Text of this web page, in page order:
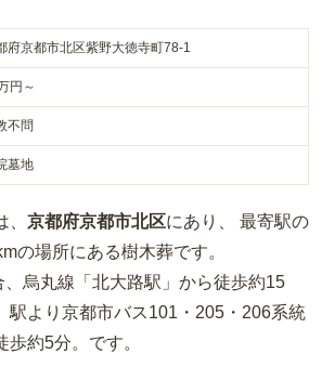
府京都市北区紫野大徳寺町78-1
円～
不問
墓地
、 京都府京都市北区にあり、 最寄駅の
の場所にある樹木葬です。
、烏丸線「北大路駅」から徒歩約15
駅より京都市バス101・205・206系統
歩約5分。 です。